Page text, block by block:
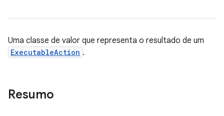
Uma classe de valor que representa o resultado de um
ExecutableAction .
Resumo